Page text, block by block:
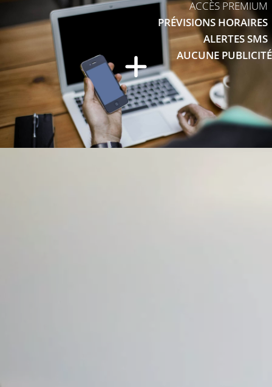
ACCÈS PREMIUM
PRÉVISIONS HORAIRES
ALERTES SMS
AUCUNE PUBLICITÉ